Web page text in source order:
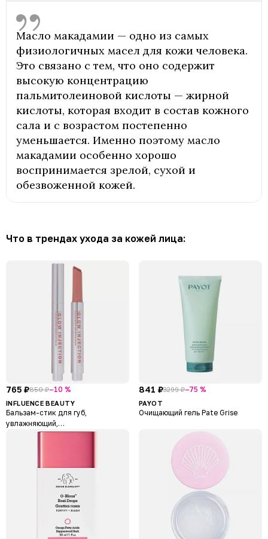
Масло макадамии — одно из самых
физиологичных масел для кожи человека.
Это связано с тем, что оно содержит
высокую концентрацию
пальмитолеиновой кислоты — жирной
кислоты, которая входит в состав кожного
сала и с возрастом постепенно
уменьшается. Именно поэтому масло
макадамии особенно хорошо
воспринимается зрелой, сухой и
обезвоженной кожей.
Что в трендах ухода за кожей лица:
765 ₽850 ₽–10 %
INFLUENCE BEAUTY
Бальзам-стик для губ,
увлажняющий,
восстанавливающий Glow
841 ₽3299 ₽–75 %
PAYOT
Очищающий гель Pate Grise